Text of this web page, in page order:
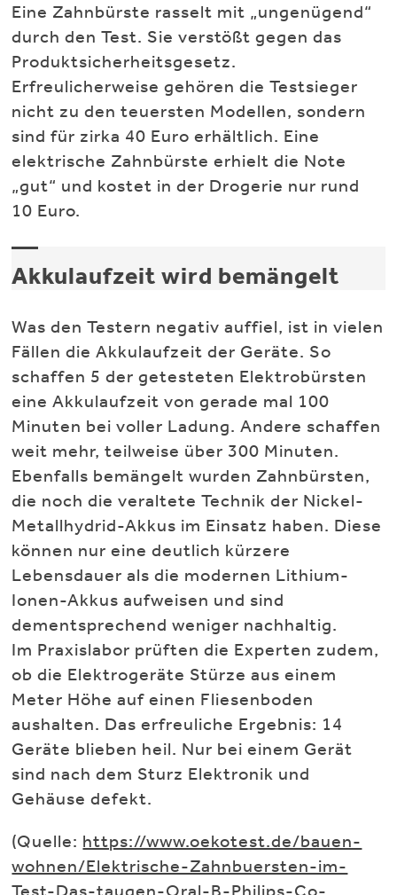
Eine Zahnbürste rasselt mit „ungenügend“
durch den Test. Sie verstößt gegen das
Produktsicherheitsgesetz.
Erfreulicherweise gehören die Testsieger
nicht zu den teuersten Modellen, sondern
sind für zirka 40 Euro erhältlich. Eine
elektrische Zahnbürste erhielt die Note
„gut“ und kostet in der Drogerie nur rund
10 Euro.
Akkulaufzeit wird bemängelt
Was den Testern negativ auffiel, ist in vielen
Fällen die Akkulaufzeit der Geräte. So
schaffen 5 der getesteten Elektrobürsten
eine Akkulaufzeit von gerade mal 100
Minuten bei voller Ladung. Andere schaffen
weit mehr, teilweise über 300 Minuten.
Ebenfalls bemängelt wurden Zahnbürsten,
die noch die veraltete Technik der Nickel-
Metallhydrid-Akkus im Einsatz haben. Diese
können nur eine deutlich kürzere
Lebensdauer als die modernen Lithium-
Ionen-Akkus aufweisen und sind
dementsprechend weniger nachhaltig.
Im Praxislabor prüften die Experten zudem,
ob die Elektrogeräte Stürze aus einem
Meter Höhe auf einen Fliesenboden
aushalten. Das erfreuliche Ergebnis: 14
Geräte blieben heil. Nur bei einem Gerät
sind nach dem Sturz Elektronik und
Gehäuse defekt.
(Quelle: https://www.oekotest.de/bauen-
wohnen/Elektrische-Zahnbuersten-im-
Test-Das-taugen-Oral-B-Philips-Co-